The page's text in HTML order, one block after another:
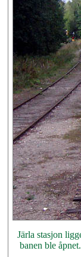
Järla stasjon
banen ble